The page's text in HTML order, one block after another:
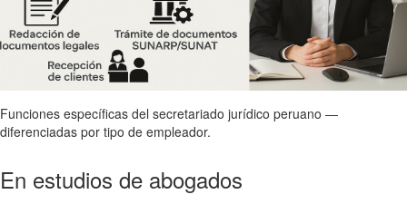
Funciones específicas del secretariado jurídico peruano —
diferenciadas por tipo de empleador.
En estudios de abogados